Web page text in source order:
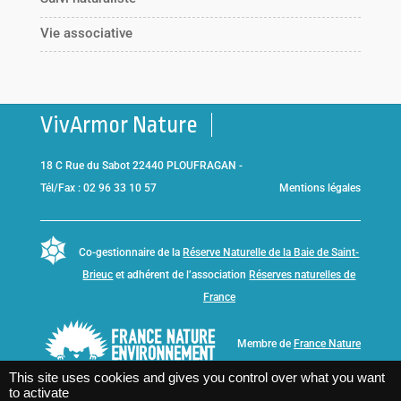
Vie associative
VivArmor Nature
18 C Rue du Sabot 22440 PLOUFRAGAN -
Tél/Fax : 02 96 33 10 57
Mentions légales
Co-gestionnaire de la Réserve Naturelle de la Baie de Saint-
Brieuc et adhérent de l’association Réserves naturelles de
France
Membre de France Nature
This site uses cookies and gives you control over what you want
to activate